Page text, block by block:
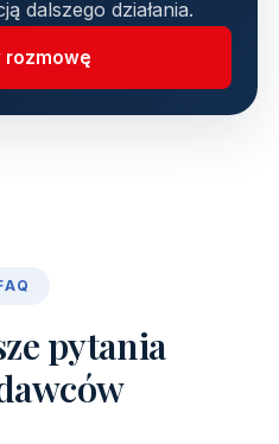
dalszego działania.
rozmowę
pytania